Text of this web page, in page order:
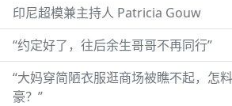
印尼超模兼主持人 Patricia Gouw
“约定好了，往后余生哥哥不再同行”
“大妈穿简陋衣服逛商场被瞧不起，怎
豪？”